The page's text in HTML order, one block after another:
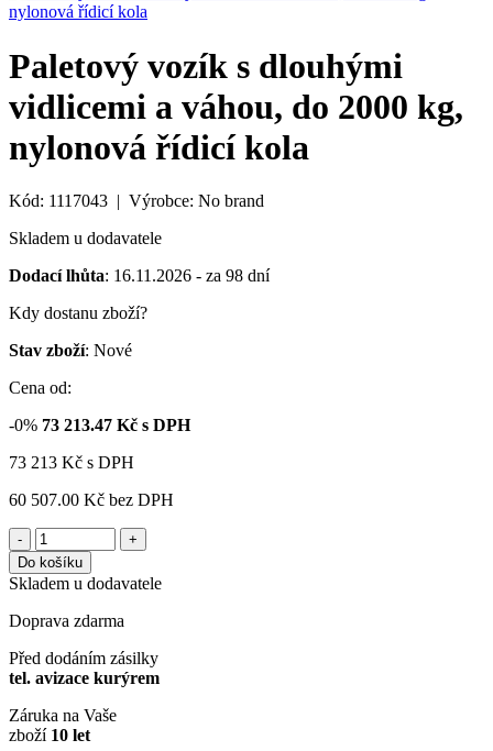
Paletový vozík s dlouhými
vidlicemi a váhou, do 2000 kg,
nylonová řídicí kola
Kód: 1117043 | Výrobce: No brand
Skladem u dodavatele
Dodací lhůta: 16.11.2026 - za 98 dní
Kdy dostanu zboží?
Stav zboží: Nové
Cena od:
-0% 73 213.47 Kč s DPH
73 213 Kč s DPH
60 507.00 Kč bez DPH
-
+
Do košíku
Skladem u dodavatele
Doprava zdarma
Před dodáním zásilky
tel. avizace kurýrem
Záruka na Vaše
zboží 10 let